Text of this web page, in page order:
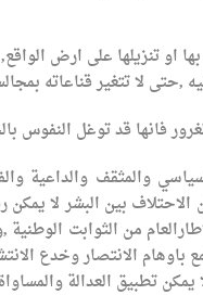
بها او تنزيلها على ارض
,حتى لا تتغير قناعاته
فانها قد توغل النفوس
والمثقف والداعية
بين البشر لا
من الثوابت
الانتصار وخدع
يمكن تطبيق العدالة